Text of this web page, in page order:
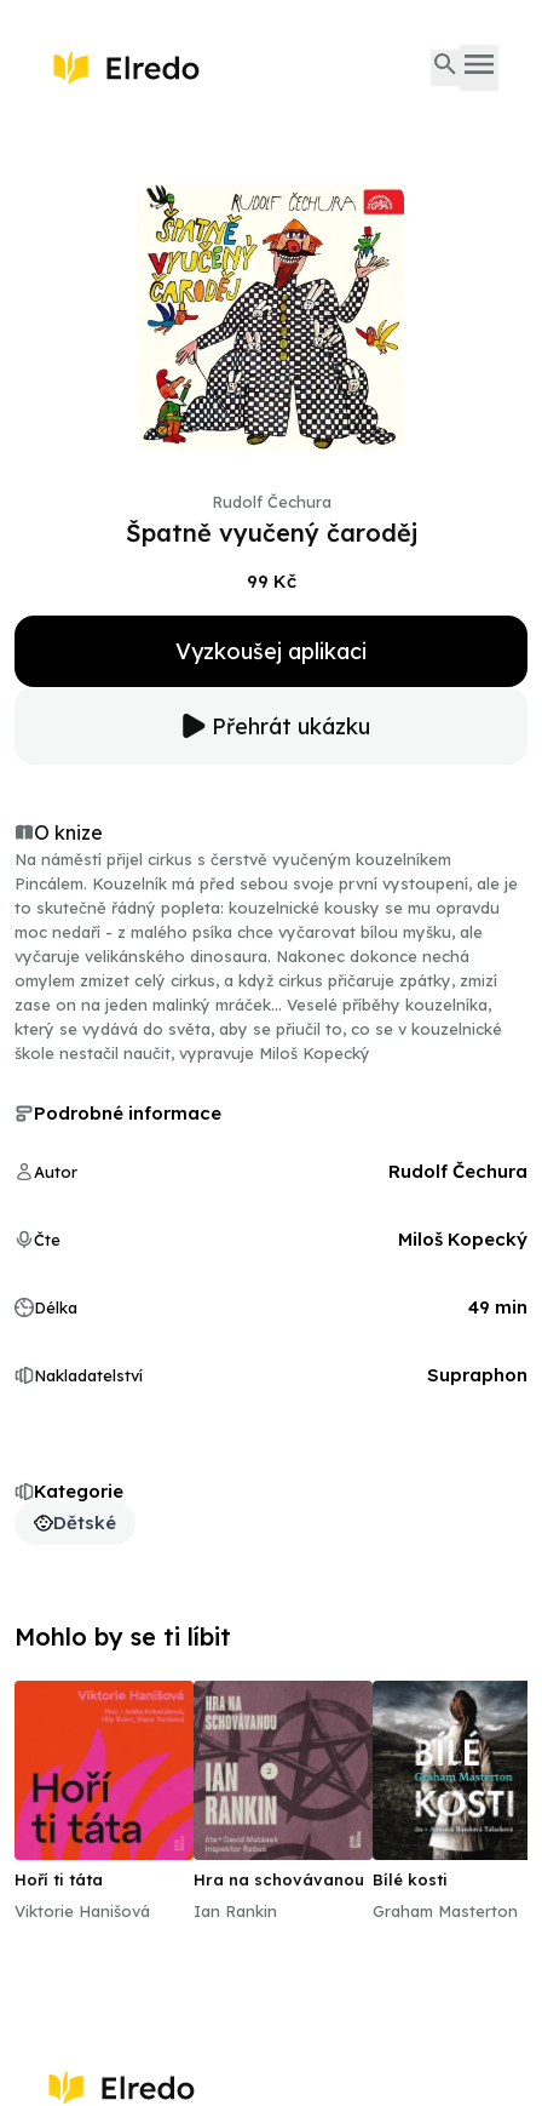
Rudolf Čechura
Špatně vyučený čaroděj
99 Kč
Vyzkoušej aplikaci
Přehrát ukázku
O knize
Na náměstí přijel cirkus s čerstvě vyučeným kouzelníkem
Pincálem. Kouzelník má před sebou svoje první vystoupení, ale je
to skutečně řádný popleta: kouzelnické kousky se mu opravdu
moc nedaří - z malého psíka chce vyčarovat bílou myšku, ale
vyčaruje velikánského dinosaura. Nakonec dokonce nechá
omylem zmizet celý cirkus, a když cirkus přičaruje zpátky, zmizí
zase on na jeden malinký mráček... Veselé příběhy kouzelníka,
který se vydává do světa, aby se přiučil to, co se v kouzelnické
škole nestačil naučit, vypravuje Miloš Kopecký
Kategorie
Dětské
Podrobné informace
Autor Rudolf Čechura
Čte Miloš Kopecký
Délka 49 min
Nakladatelství Supraphon
Mohlo by se ti líbit
Hoří ti táta
Viktorie Hanišová
Hra na schovávanou
Ian Rankin
Bílé kosti
Graham Masterton